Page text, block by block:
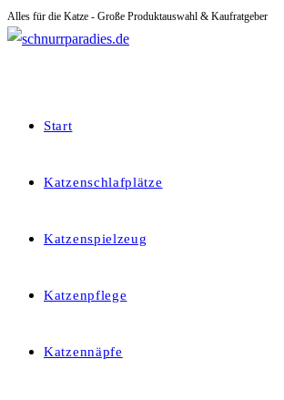
Zum
Inhalt
Alles für die Katze - Große Produktauswahl & Kaufratgeber
Start
Katzenschlafplätze
Katzenspielzeug
Katzenpflege
Katzennäpfe